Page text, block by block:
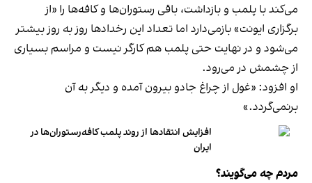
می‌کند با پلمب و بازداشت، باقی رستوران‌ها و کافه‌ها را «از
برگزاری ایونت» بازمی‌دارد اما تعداد این رخدادها روز به روز بیشتر
می‌شود و در نهایت حتی پلمب هم کارگر نیست و مراسم بسیاری
از چشمش در می‌رود.
او افزود: «غول از چراغ جادو بیرون آمده و دیگر به آن
برنمی‎‌گردد.»
افزایش انتقادها از روند پلمب کافه‌رستوران‌ها در
ایران
مردم چه می‌گویند؟